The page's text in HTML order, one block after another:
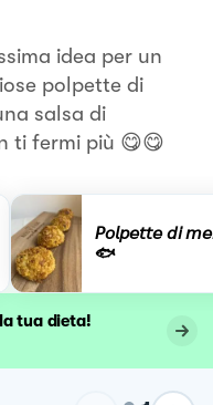
idea per un
polpette di
salsa di
ti fermi più 😋😋
𝘗𝘰𝘭𝘱𝘦𝘵𝘵𝘦 𝘥𝘪
🐟
tua dieta!